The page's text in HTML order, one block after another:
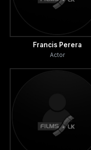
Francis Perera
Actor